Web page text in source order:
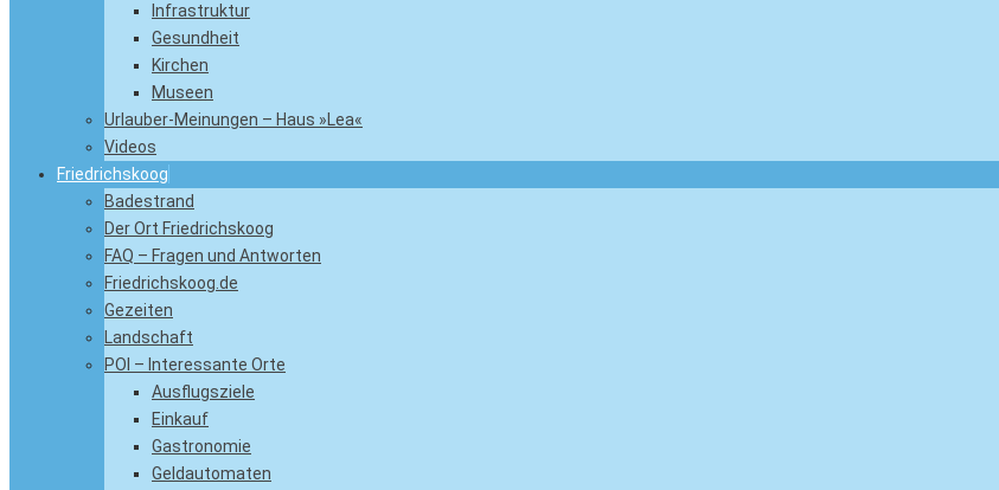
Infrastruktur
Gesundheit
Kirchen
Museen
Urlauber-Meinungen – Haus »Lea«
Videos
Friedrichskoog
Badestrand
Der Ort Friedrichskoog
FAQ – Fragen und Antworten
Friedrichskoog.de
Gezeiten
Landschaft
POI – Interessante Orte
Ausflugsziele
Einkauf
Gastronomie
Geldautomaten